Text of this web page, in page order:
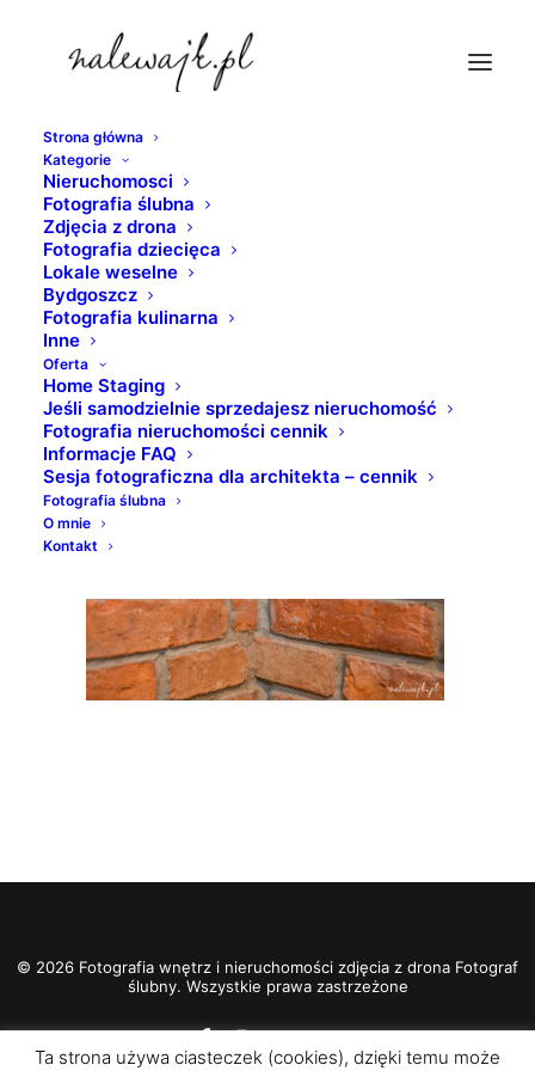
Strona główna
Kategorie
Nieruchomosci
Fotografia ślubna
Zdjęcia z drona
Fotografia dziecięca
Lokale weselne
Bydgoszcz
Fotografia kulinarna
Inne
Oferta
Home Staging
Jeśli samodzielnie sprzedajesz nieruchomość
Fotografia nieruchomości cennik
Informacje FAQ
Sesja fotograficzna dla architekta – cennik
Fotografia ślubna
O mnie
Kontakt
sesja-fotograficzna
Strona Główna
Sesja fotograficzna dla projektanta i producenta
materiałów do wykończenia wnętrza
© 2026 Fotografia wnętrz i nieruchomości zdjęcia z drona Fotograf
ślubny. Wszystkie prawa zastrzeżone
Ta strona używa ciasteczek (cookies), dzięki temu może